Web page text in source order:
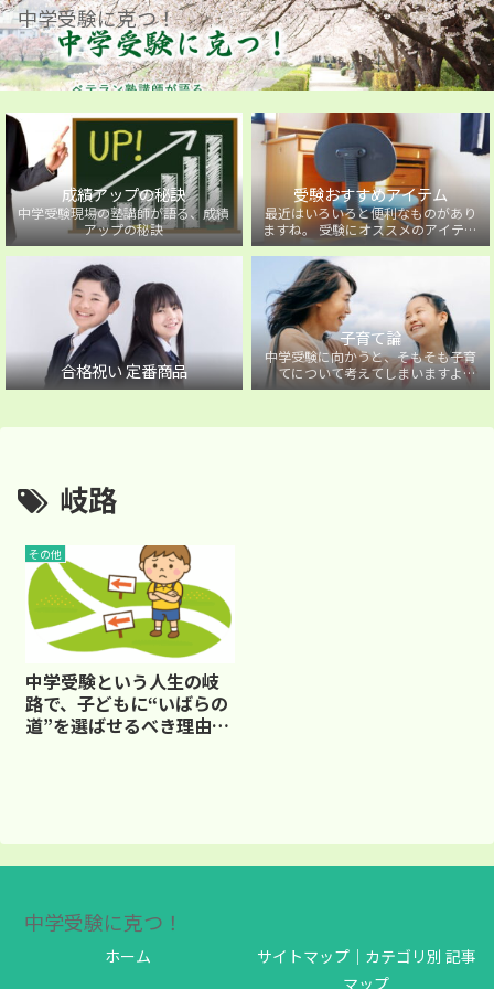
中学受験に克つ！
成績アップの秘訣
中学受験現場の塾講師が語る、成績
アップの秘訣
受験おすすめアイテム
最近はいろいろと便利なものがあり
ますね。 受験にオススメのアイテム
を紹介しています。
合格祝い 定番商品
子育て論
中学受験に向かうと、そもそも子育
てについて考えてしまいますよ
ね・・・。中学受験に向かうお子様
岐路
その他
中学受験という人生の岐
路で、子どもに“いばらの
道”を選ばせるべき理由と
中学受験に克つ！
ホーム
サイトマップ｜カテゴリ別 記事
マップ